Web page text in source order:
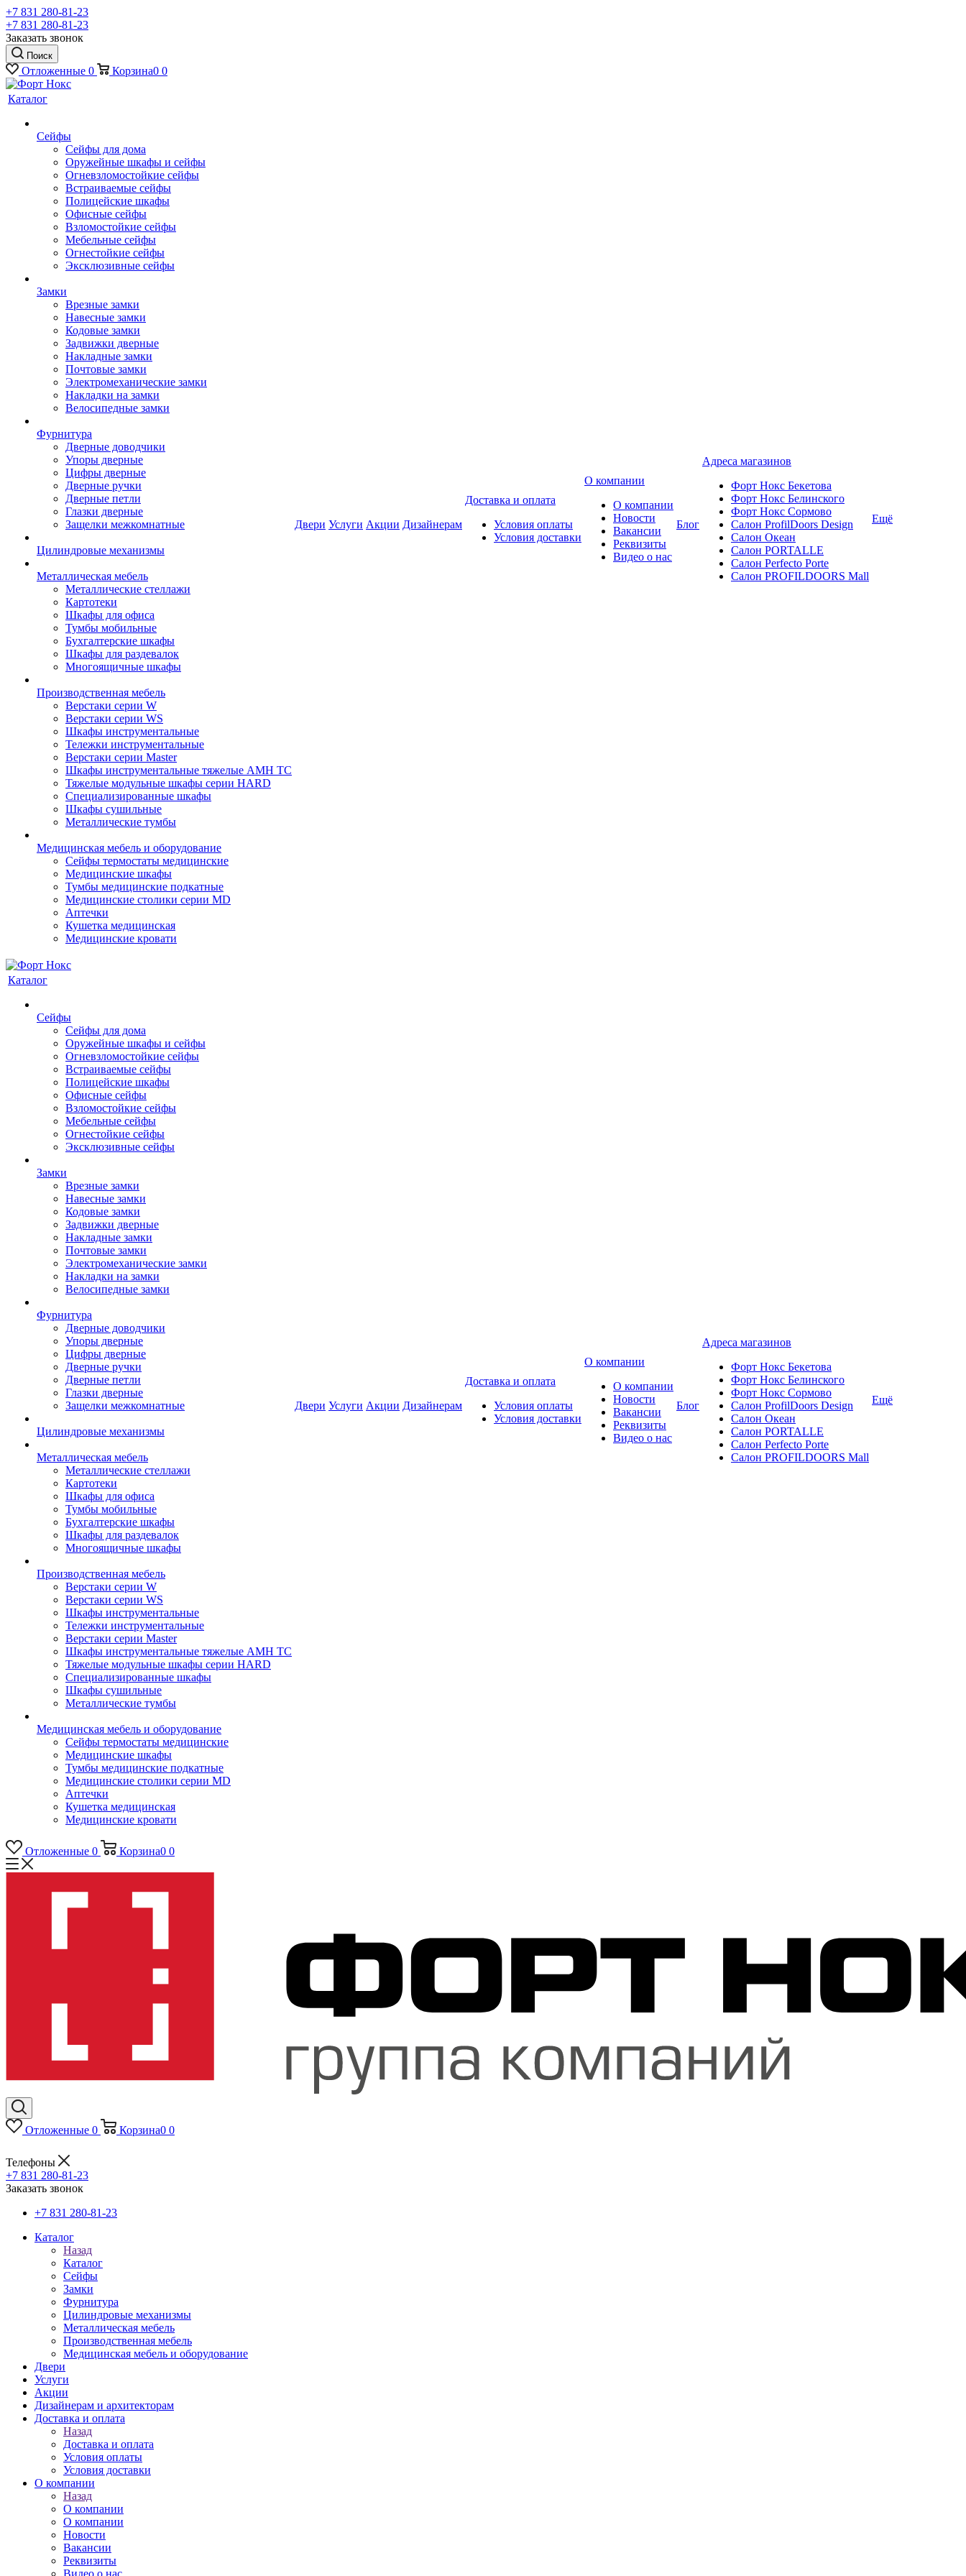
+7 831 280-81-23
+7 831 280-81-23
Заказать звонок
Поиск
Отложенные 0 Корзина0 0
Каталог
Сейфы
Сейфы для дома
Оружейные шкафы и сейфы
Огневзломостойкие сейфы
Встраиваемые сейфы
Полицейские шкафы
Офисные сейфы
Взломостойкие сейфы
Мебельные сейфы
Огнестойкие сейфы
Эксклюзивные сейфы
Замки
Врезные замки
Навесные замки
Кодовые замки
Задвижки дверные
Накладные замки
Почтовые замки
Электромеханические замки
Накладки на замки
Велосипедные замки
Фурнитура
Дверные доводчики
Упоры дверные
Цифры дверные
Дверные ручки
Дверные петли
Глазки дверные
Защелки межкомнатные
Цилиндровые механизмы
Металлическая мебель
Металлические стеллажи
Картотеки
Шкафы для офиса
Тумбы мобильные
Бухгалтерские шкафы
Шкафы для раздевалок
Многоящичные шкафы
Производственная мебель
Верстаки серии W
Верстаки серии WS
Шкафы инструментальные
Тележки инструментальные
Верстаки серии Master
Шкафы инструментальные тяжелые AMH TC
Тяжелые модульные шкафы серии HARD
Cпециализированные шкафы
Шкафы сушильные
Металлические тумбы
Медицинская мебель и оборудование
Сейфы термостаты медицинские
Медицинские шкафы
Тумбы медицинские подкатные
Медицинские столики серии MD
Аптечки
Кушетка медицинская
Медицинские кровати
Двери Услуги Акции Дизайнерам
Доставка и оплата
Условия оплаты
Условия доставки
О компании
О компании
Новости
Вакансии
Реквизиты
Видео о нас
Блог
Адреса магазинов
Форт Нокс Бекетова
Форт Нокс Белинского
Форт Нокс Сормово
Салон ProfilDoors Design
Салон Океан
Салон PORTALLE
Салон Perfecto Portе
Салон PROFILDOORS Mall
Ещё
Каталог
Сейфы
Сейфы для дома
Оружейные шкафы и сейфы
Огневзломостойкие сейфы
Встраиваемые сейфы
Полицейские шкафы
Офисные сейфы
Взломостойкие сейфы
Мебельные сейфы
Огнестойкие сейфы
Эксклюзивные сейфы
Замки
Врезные замки
Навесные замки
Кодовые замки
Задвижки дверные
Накладные замки
Почтовые замки
Электромеханические замки
Накладки на замки
Велосипедные замки
Фурнитура
Дверные доводчики
Упоры дверные
Цифры дверные
Дверные ручки
Дверные петли
Глазки дверные
Защелки межкомнатные
Цилиндровые механизмы
Металлическая мебель
Металлические стеллажи
Картотеки
Шкафы для офиса
Тумбы мобильные
Бухгалтерские шкафы
Шкафы для раздевалок
Многоящичные шкафы
Производственная мебель
Верстаки серии W
Верстаки серии WS
Шкафы инструментальные
Тележки инструментальные
Верстаки серии Master
Шкафы инструментальные тяжелые AMH TC
Тяжелые модульные шкафы серии HARD
Cпециализированные шкафы
Шкафы сушильные
Металлические тумбы
Медицинская мебель и оборудование
Сейфы термостаты медицинские
Медицинские шкафы
Тумбы медицинские подкатные
Медицинские столики серии MD
Аптечки
Кушетка медицинская
Медицинские кровати
Двери Услуги Акции Дизайнерам
Доставка и оплата
Условия оплаты
Условия доставки
О компании
О компании
Новости
Вакансии
Реквизиты
Видео о нас
Блог
Адреса магазинов
Форт Нокс Бекетова
Форт Нокс Белинского
Форт Нокс Сормово
Салон ProfilDoors Design
Салон Океан
Салон PORTALLE
Салон Perfecto Portе
Салон PROFILDOORS Mall
Ещё
Отложенные 0 Корзина0 0
Отложенные 0 Корзина0 0
Телефоны
+7 831 280-81-23
Заказать звонок
+7 831 280-81-23
Каталог
Назад
Каталог
Сейфы
Замки
Фурнитура
Цилиндровые механизмы
Металлическая мебель
Производственная мебель
Медицинская мебель и оборудование
Двери
Услуги
Акции
Дизайнерам и архитекторам
Доставка и оплата
Назад
Доставка и оплата
Условия оплаты
Условия доставки
О компании
Назад
О компании
О компании
Новости
Вакансии
Реквизиты
Видео о нас